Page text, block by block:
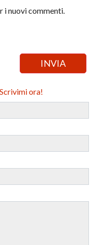
i nuovi commenti.
ora!